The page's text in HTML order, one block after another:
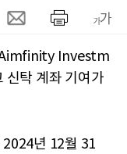
Aimfinity Investm
탁 계좌 기여가
년 12월 31